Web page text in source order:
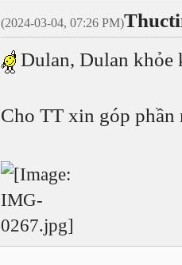
(2024-03-04, 07:26 PM)
Dulan, Dulan khỏe
Cho TT xin góp